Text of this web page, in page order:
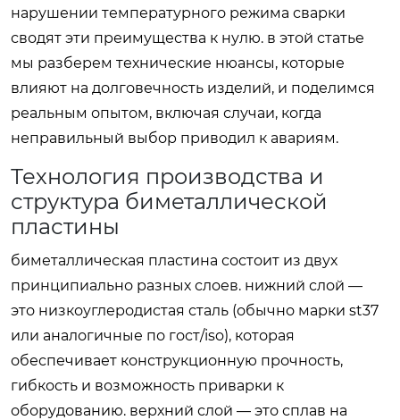
нарушении температурного режима сварки
сводят эти преимущества к нулю. в этой статье
мы разберем технические нюансы, которые
влияют на долговечность изделий, и поделимся
реальным опытом, включая случаи, когда
неправильный выбор приводил к авариям.
Технология производства и
структура биметаллической
пластины
биметаллическая пластина состоит из двух
принципиально разных слоев. нижний слой —
это низкоуглеродистая сталь (обычно марки st37
или аналогичные по гост/iso), которая
обеспечивает конструкционную прочность,
гибкость и возможность приварки к
оборудованию. верхний слой — это сплав на